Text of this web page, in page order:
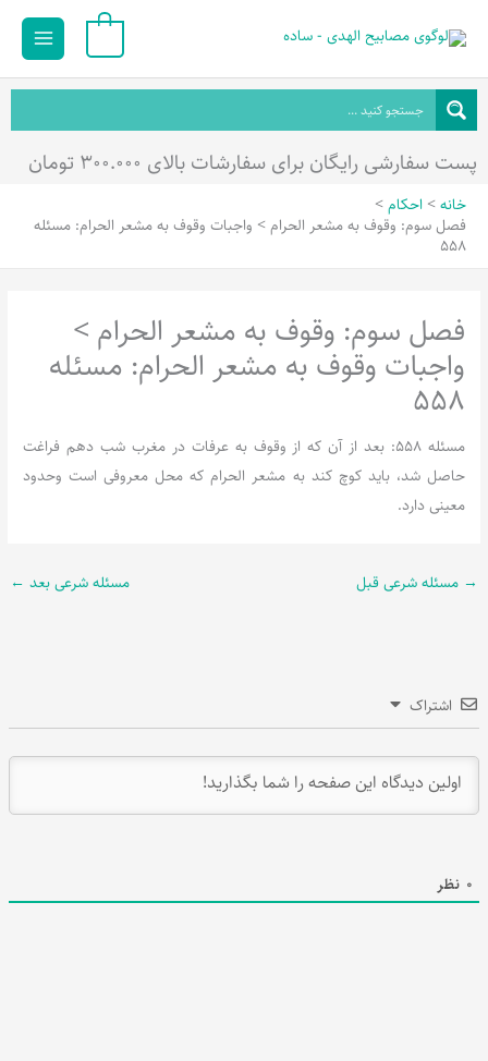
محتوا
Main
پست سفارشی رایگان برای سفارشات بالای ۳۰۰.۰۰۰ تومان
خانه
احکام
فصل سوم: وقوف به مشعر الحرام > واجبات وقوف به مشعر الحرام: مسئله
558
فصل سوم: وقوف به مشعر الحرام >
واجبات وقوف به مشعر الحرام: مسئله
558
مسئله 558: بعد از آن که از وقوف به عرفات در مغرب شب دهم فراغت
حاصل شد، باید کوچ کند به مشعر الحرام که محل معروفی است وحدود
معینی دارد.
→ مسئله شرعی قبل مسئله شرعی بعد ←
اشتراک
0 نظر